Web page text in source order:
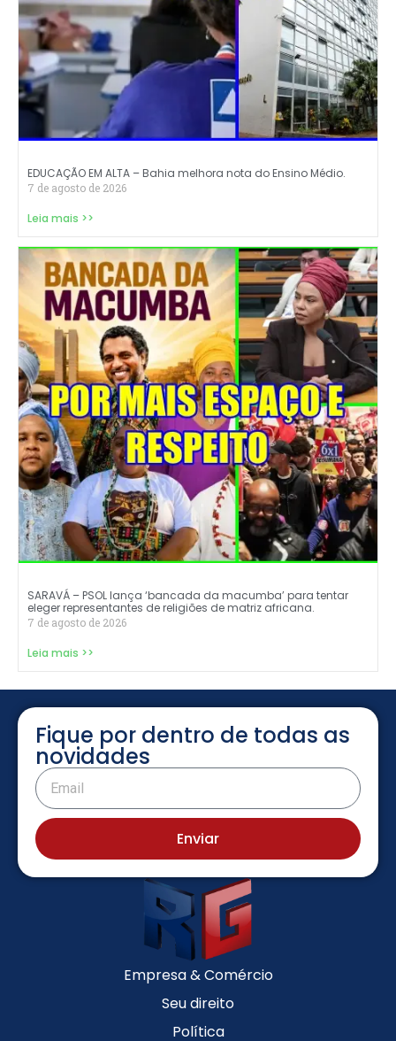
EDUCAÇÃO EM ALTA – Bahia melhora nota do Ensino Médio.
7 de agosto de 2026
Leia mais >>
SARAVÁ – PSOL lança ‘bancada da macumba’ para tentar
eleger representantes de religiões de matriz africana.
7 de agosto de 2026
Leia mais >>
Fique por dentro de todas as
novidades
Enviar
Empresa & Comércio
Seu direito
Política